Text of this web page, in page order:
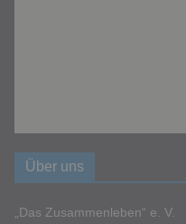
Über uns
„Das Zusammenleben“ e. V.